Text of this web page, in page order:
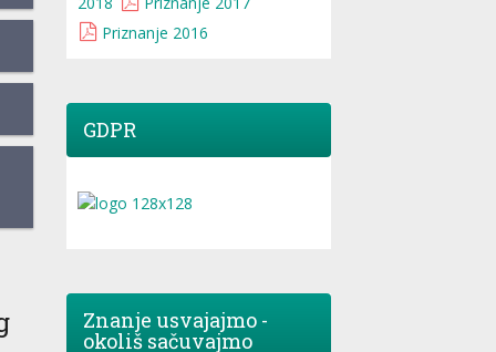
Priznanje 2016
GDPR
Znanje usvajajmo -
okoliš sačuvajmo